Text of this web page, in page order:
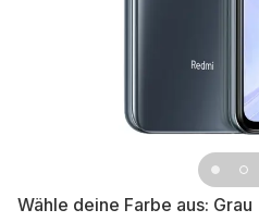
Wähle deine Farbe aus: Grau